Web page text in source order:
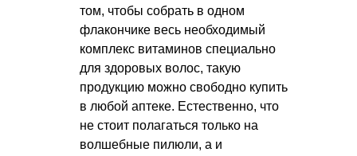
том, чтобы собрать в одном
флакончике весь необходимый
комплекс витаминов специально
для здоровых волос, такую
продукцию можно свободно купить
в любой аптеке. Естественно, что
не стоит полагаться только на
волшебные пилюли, а и